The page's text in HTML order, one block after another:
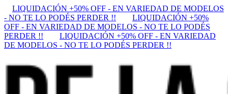
LIQUIDACIÓN +50% OFF - EN VARIEDAD DE MODELOS
- NO TE LO PODÉS PERDER !!
LIQUIDACIÓN +50%
OFF - EN VARIEDAD DE MODELOS - NO TE LO PODÉS
PERDER !!
LIQUIDACIÓN +50% OFF - EN VARIEDAD
DE MODELOS - NO TE LO PODÉS PERDER !!